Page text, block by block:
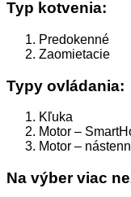
Typ kotvenia:
Predokenné
Zaomietacie
Typy ovládania:
Kľuka
Motor –
Motor –
Na výber viac